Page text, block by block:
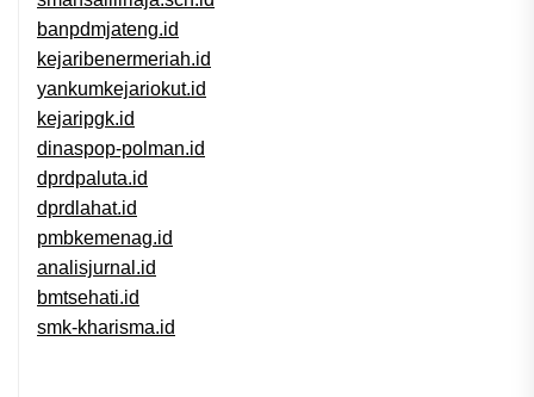
banpdmjateng.id
kejaribenermeriah.id
yankumkejariokut.id
kejaripgk.id
dinaspop-polman.id
dprdpaluta.id
dprdlahat.id
pmbkemenag.id
analisjurnal.id
bmtsehati.id
smk-kharisma.id